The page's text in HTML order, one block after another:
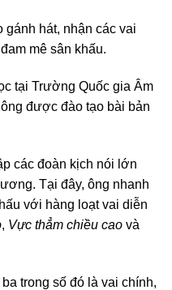
gánh hát, nhận các vai
mê sân khấu.
tại Trường Quốc gia Âm
được đào tạo bài bản
các đoàn kịch nói lớn
Tại đây, ông nhanh
với hàng loạt vai diễn
, Vực thẳm chiều cao và
trong số đó là vai chính,